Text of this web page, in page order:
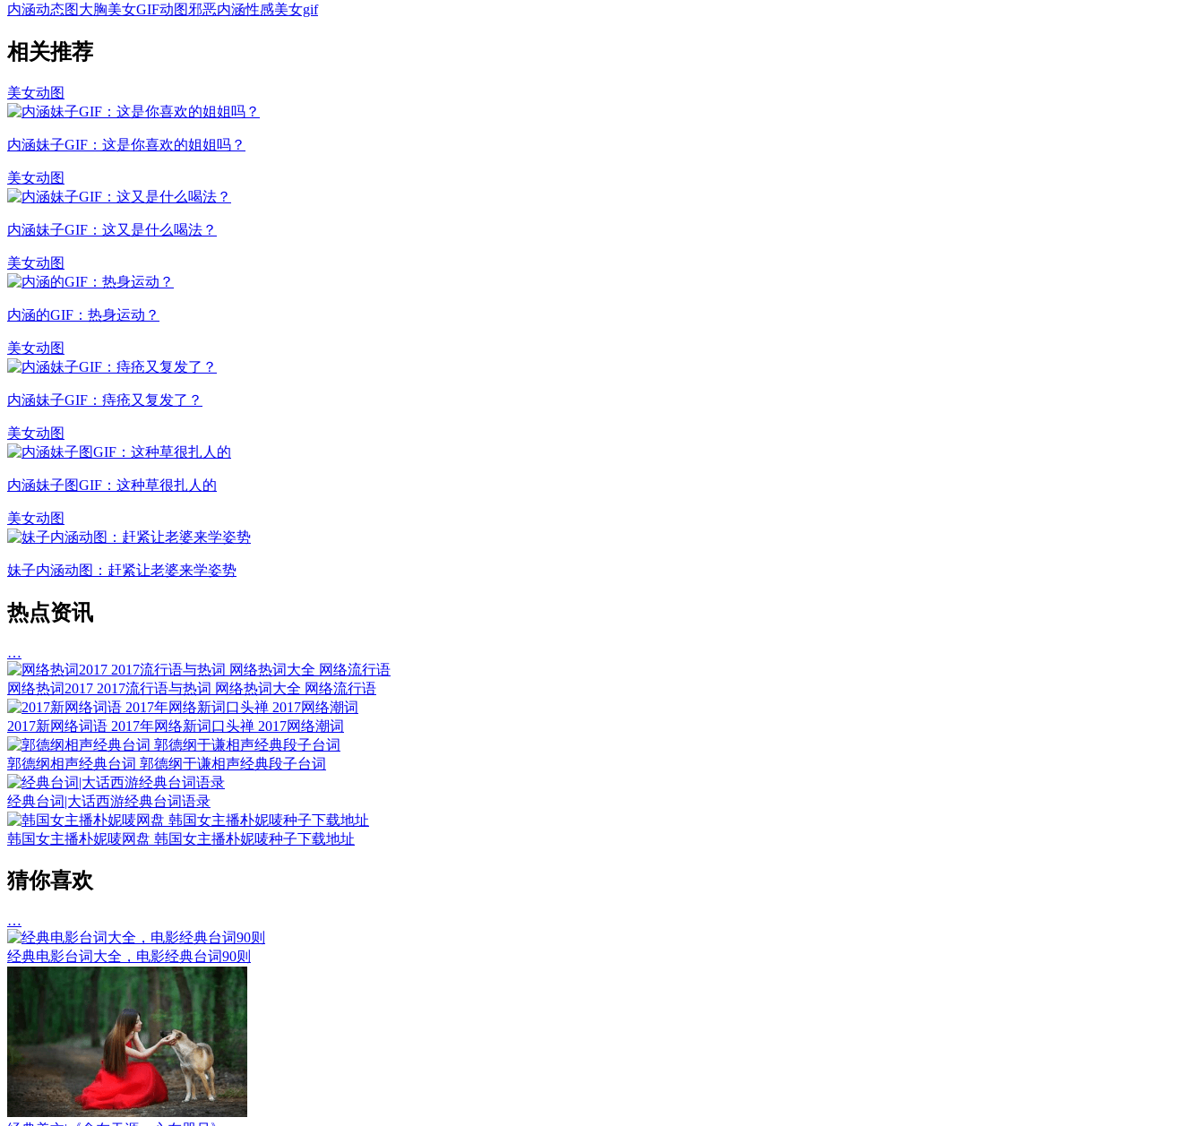
内涵动态图大胸美女GIF动图邪恶内涵性感美女gif
相关推荐
美女动图
内涵妹子GIF：这是你喜欢的姐姐吗？
美女动图
内涵妹子GIF：这又是什么喝法？
美女动图
内涵的GIF：热身运动？
美女动图
内涵妹子GIF：痔疮又复发了？
美女动图
内涵妹子图GIF：这种草很扎人的
美女动图
妹子内涵动图：赶紧让老婆来学姿势
热点资讯
…
网络热词2017 2017流行语与热词 网络热词大全 网络流行语
2017新网络词语 2017年网络新词口头禅 2017网络潮词
郭德纲相声经典台词 郭德纲于谦相声经典段子台词
经典台词|大话西游经典台词语录
韩国女主播朴妮唛网盘 韩国女主播朴妮唛种子下载地址
猜你喜欢
…
经典电影台词大全，电影经典台词90则